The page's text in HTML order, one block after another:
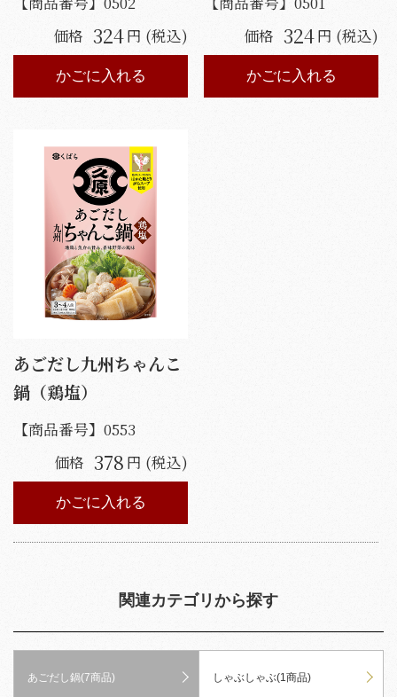
価格 324円 (税込)
かごに入れる
価格 324円 (税込)
かごに入れる
あごだし九州ちゃんこ
鍋（鶏塩）
【商品番号】 0553
価格 378 円 (税込)
かごに入れる
関連カテゴリから探す
あごだし鍋(7商品) しゃぶしゃぶ(1商品)